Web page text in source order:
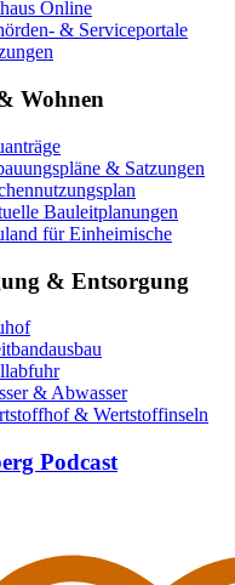
Online
& Serviceportale
Wohnen
& Satzungen
Bauleitplanungen
für Einheimische
& Entsorgung
& Abwasser
& Wertstoffinseln
Podcast